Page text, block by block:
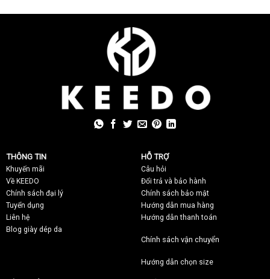
THÔNG TIN
Khuyến mãi
Về KEEDO
Chính sách đại lý
Tuyển dụng
Liên hệ
Blog giày dép da
HỖ TRỢ
Câu hỏi
Đổi trả và bảo hành
Chính sách bảo mật
Hướng dẫn mua hàng
Hướng dẫn thanh toán
Chính sách vận chuyển
Hướng dẫn chọn size